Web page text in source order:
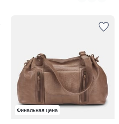
Финальная цена